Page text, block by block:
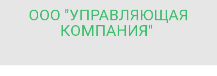
ООО "УПРАВЛЯЮЩАЯ
КОМПАНИЯ"